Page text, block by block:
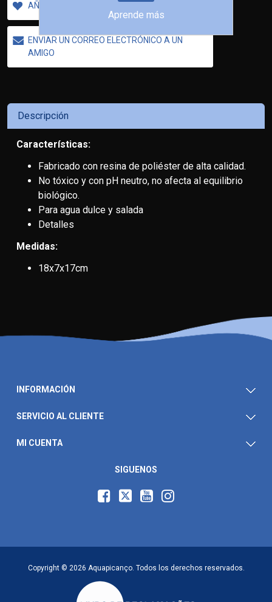
AÑADIR A LA LISTA DE DESEOS
ENVIAR UN CORREO ELECTRÓNICO A UN
AMIGO
Descripción
Características:
Fabricado con resina de poliéster de alta calidad.
No tóxico y con pH neutro, no afecta al equilibrio
biológico.
Para agua dulce y salada
Detalles
Medidas:
18x7x17cm
INFORMACIÓN
SERVICIO AL CLIENTE
MI CUENTA
SIGUENOS
Copyright © 2026 Aquapicanço. Todos los derechos reservados.
Aprende más